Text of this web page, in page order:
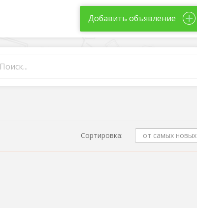
Добавить объявление
Сортировка: от самых новых